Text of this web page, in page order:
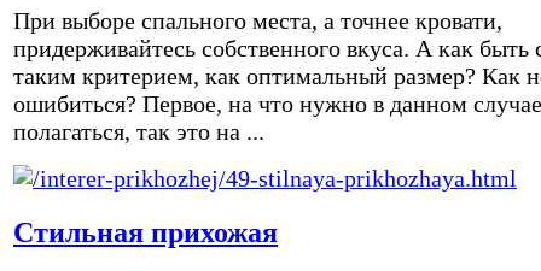
При выборе спального места, а точнее кровати,
придерживайтесь собственного вкуса. А как быть
таким критерием, как оптимальный размер? Как
ошибиться? Первое, на что нужно в данном случае
полагаться, так это на ...
Стильная прихожая